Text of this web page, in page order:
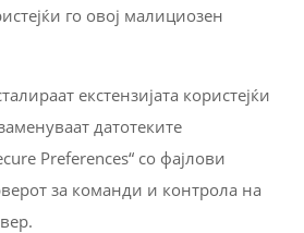
го овој малициозен
екстензијата користејќи
датотеките
Preferences“ со фајлови
за команди и контрола на